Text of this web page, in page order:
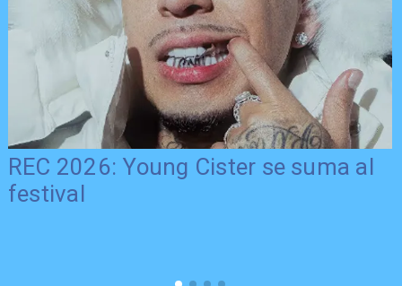
REC 2026: Young Cister se suma al
festival